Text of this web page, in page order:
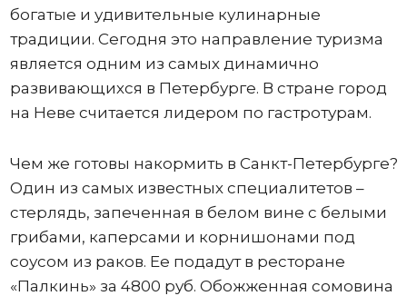
богатые и удивительные кулинарные
традиции. Сегодня это направление туризма
является одним из самых динамично
развивающихся в Петербурге. В стране город
на Неве считается лидером по гастротурам.
Чем же готовы накормить в Санкт-Петербурге?
Один из самых известных специалитетов –
стерлядь, запеченная в белом вине с белыми
грибами, каперсами и корнишонами под
соусом из раков. Ее подадут в ресторане
«Палкинь» за 4800 руб. Обожженная сомовина